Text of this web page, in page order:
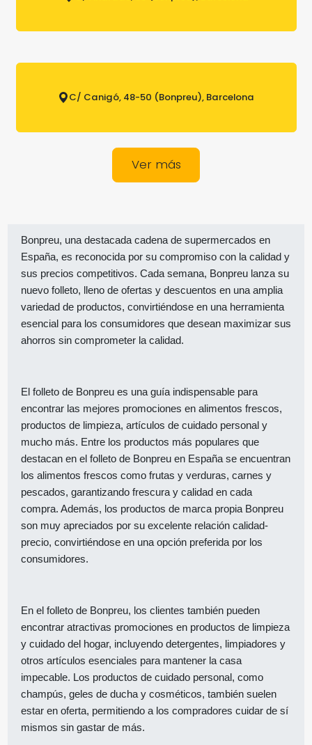
C/ Canigó, 48-50 (Bonpreu), Barcelona
Ver más
Bonpreu, una destacada cadena de supermercados en
España, es reconocida por su compromiso con la calidad y
sus precios competitivos. Cada semana, Bonpreu lanza su
nuevo folleto, lleno de ofertas y descuentos en una amplia
variedad de productos, convirtiéndose en una herramienta
esencial para los consumidores que desean maximizar sus
ahorros sin comprometer la calidad.
El folleto de Bonpreu es una guía indispensable para
encontrar las mejores promociones en alimentos frescos,
productos de limpieza, artículos de cuidado personal y
mucho más. Entre los productos más populares que
destacan en el folleto de Bonpreu en España se encuentran
los alimentos frescos como frutas y verduras, carnes y
pescados, garantizando frescura y calidad en cada
compra. Además, los productos de marca propia Bonpreu
son muy apreciados por su excelente relación calidad-
precio, convirtiéndose en una opción preferida por los
consumidores.
En el folleto de Bonpreu, los clientes también pueden
encontrar atractivas promociones en productos de limpieza
y cuidado del hogar, incluyendo detergentes, limpiadores y
otros artículos esenciales para mantener la casa
impecable. Los productos de cuidado personal, como
champús, geles de ducha y cosméticos, también suelen
estar en oferta, permitiendo a los compradores cuidar de sí
mismos sin gastar de más.